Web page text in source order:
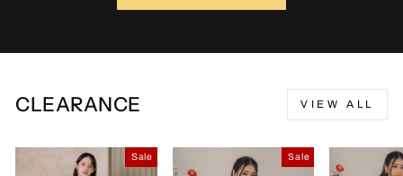
CLEARANCE VIEW ALL
Sale Sale